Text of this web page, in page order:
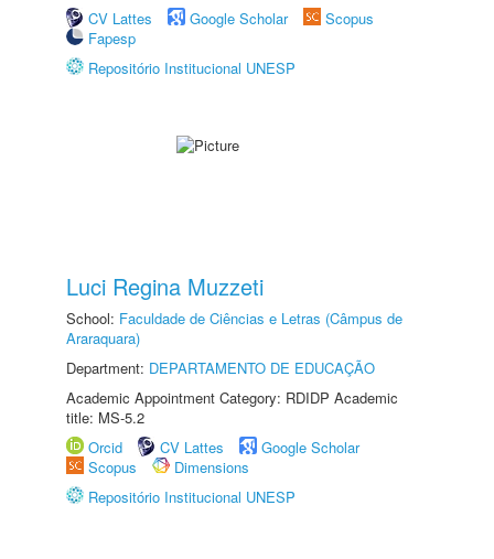
CV Lattes
Google Scholar
Scopus
Fapesp
Repositório Institucional UNESP
Luci Regina Muzzeti
School: Faculdade de Ciências e Letras (Câmpus de
Araraquara)
Department: DEPARTAMENTO DE EDUCAÇÃO
Academic Appointment Category: RDIDP Academic
title: MS-5.2
Orcid
CV Lattes
Google Scholar
Scopus
Dimensions
Repositório Institucional UNESP